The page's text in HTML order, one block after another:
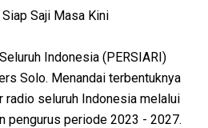
Saji Masa Kini
Indonesia (PERSIARI)
Solo. Menandai terbentuknya
radio seluruh Indonesia melalui
pengurus periode 2023 - 2027.